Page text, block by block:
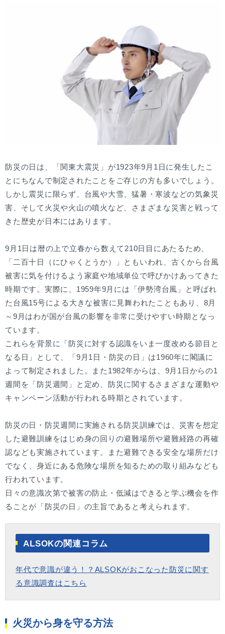
防災の日は、「関東大震災」が1923年9月1日に発生したこ
とにちなんで制定されたことをご存じの方も多いでしょう。
しかし震災に限らず、台風や大雪、猛暑・寒波などの気象災
害、そして火災や火山の噴火など、さまざまな災害と戦って
きた歴史が日本にはあります。
9月1日は暦の上で立春から数えて210日目にあたるため、
「二百十日（にひゃくとうか）」ともいわれ、古くから台風
被害に気を付けるよう家庭や地域単位で呼びかけあってきた
時期です。実際に、1959年9月には「伊勢湾台風」と呼ばれ
た台風15号による大きな被害に見舞われたこともあり、8月
～9月はわが国が台風の影響を非常に受けやすい時期となっ
ています。
これらを背景に「防災に対する認識をいま一度改める節目と
なる日」として、「9月1日・防災の日」は1960年に閣議に
よって制定されました。また1982年からは、9月1日からの1
週間を「防災週間」と定め、防災に関するさまざまな運動や
キャンペーン活動が行われる時期とされています。
防災の日・防災週間に実施される防災訓練では、災害を想定
した避難訓練をはじめ身の回りの避難場所や避難経路の再確
認なども実施されています。また避難できる安全な場所だけ
でなく、身近にある危険な場所を知るための取り組みなども
行われています。
日々の意識次第で被害の防止・低減はできると学ぶ機会を作
ることが「防災の日」の主旨であると考えられます。
ALSOKの関連コラム
年代で意識が違う！？ALSOKがおこなった防災に関す
る意識調査はこちら
火災から身を守る方法